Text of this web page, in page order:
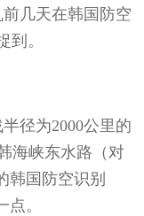
几天在韩国防空
到。
径为2000公里的
海峡东水路（对
韩国防空识别
。